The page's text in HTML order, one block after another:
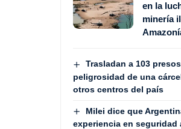
en la
minería
Trasladan a 103
peligrosidad de una
otros centros del país
Milei dice que
experiencia en seguridad